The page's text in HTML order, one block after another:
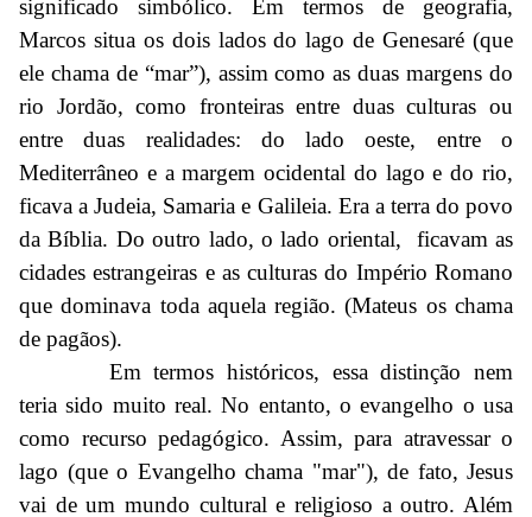
significado simbólico. Em termos de geografia,
Marcos situa os dois lados do lago de Genesaré (que
ele chama de “mar”), assim como as duas margens do
rio Jordão, como fronteiras entre duas culturas ou
entre duas realidades: do lado oeste, entre o
Mediterrâneo e a margem ocidental do lago e do rio,
ficava a Judeia, Samaria e Galileia. Era a terra do povo
da Bíblia. Do outro lado, o lado oriental, ficavam as
cidades estrangeiras e as culturas do Império Romano
que dominava toda aquela região. (Mateus os chama
de pagãos).
Em termos históricos, essa distinção nem
teria sido muito real. No entanto, o evangelho o usa
como recurso pedagógico. Assim, para atravessar o
lago (que o Evangelho chama "mar"), de fato, Jesus
vai de um mundo cultural e religioso a outro. Além